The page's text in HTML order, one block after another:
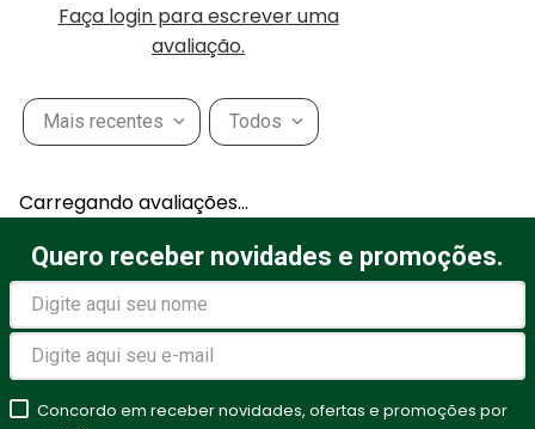
Faça login para escrever uma
avaliação.
Mais recentes Todos
Carregando avaliações…
Quero receber novidades e promoções.
Concordo em receber novidades, ofertas e promoções por